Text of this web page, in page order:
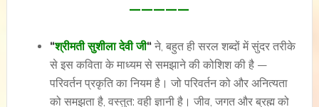
—————
“श्रीमती सुशीला देवी जी“ने, बहुत ही सरल शब्दों में सुंदर तरीके
से इस कविता के माध्यम से समझाने की कोशिश की है —
परिवर्तन प्रकृति का नियम है। जो परिवर्तन को और अनित्यता
को समझता है, वस्तुत: वही ज्ञानी है। जीव, जगत और ब्रह्म को